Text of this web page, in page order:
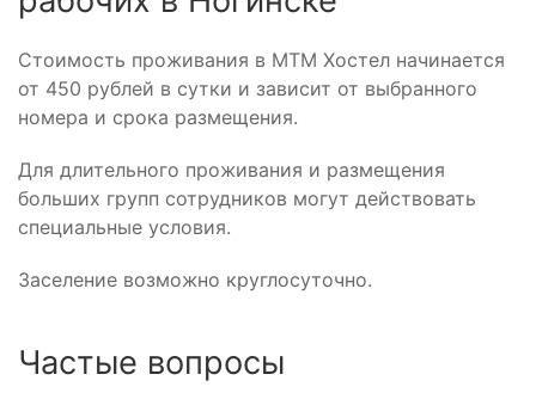
Стоимость проживания в МТМ Хостел начинается
от 450 рублей в сутки и зависит от выбранного
номера и срока размещения.
Для длительного проживания и размещения
больших групп сотрудников могут действовать
специальные условия.
Заселение возможно круглосуточно.
Частые вопросы